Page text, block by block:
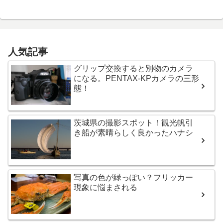
人気記事
グリップ交換すると別物のカメラ
になる。PENTAX-KPカメラの三形
態！
茨城県の撮影スポット！観光帆引
き船が素晴らしく良かったハナシ
写真の色が緑っぽい？フリッカー
現象に悩まされる